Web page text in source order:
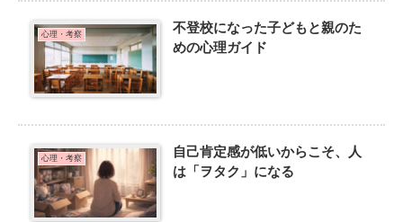
心理・考察
不登校になった子どもと親のた
めの心理ガイド
心理・考察
自己肯定感が低いからこそ、人
は「ヲタク」になる